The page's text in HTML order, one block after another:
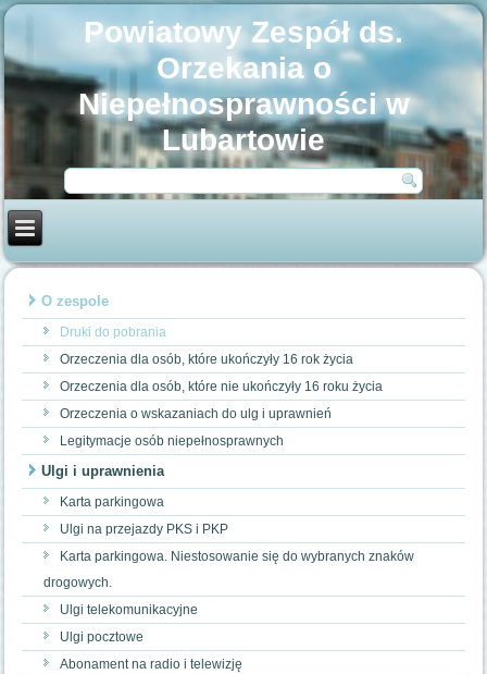
Powiatowy Zespół ds.
Orzekania o
Niepełnosprawności w
Lubartowie
O zespole
Druki do pobrania
Orzeczenia dla osób, które ukończyły 16 rok życia
Orzeczenia dla osób, które nie ukończyły 16 roku życia
Orzeczenia o wskazaniach do ulg i uprawnień
Legitymacje osób niepełnosprawnych
Ulgi i uprawnienia
Karta parkingowa
Ulgi na przejazdy PKS i PKP
Karta parkingowa. Niestosowanie się do wybranych znaków
drogowych.
Ulgi telekomunikacyjne
Ulgi pocztowe
Abonament na radio i telewizję